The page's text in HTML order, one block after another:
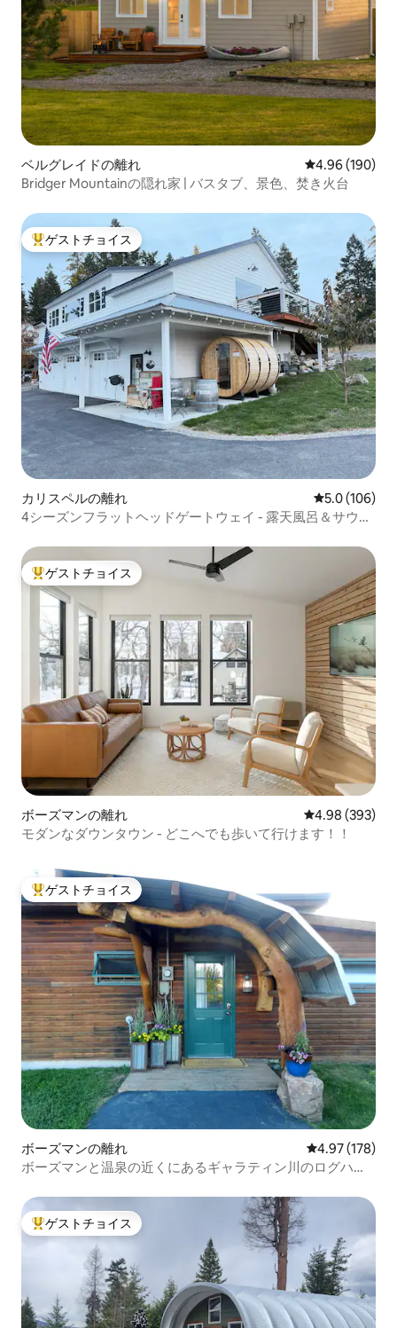
ベルグレイドの離れ レビュー190
4.96 (190)
Bridger Mountainの隠れ家 | バスタブ、景色、焚き火台
大好評のゲストチョイスです。
ゲストチョイス
カリスペルの離れ レビュー106
5.0 (106)
4シーズンフラットヘッドゲートウェイ - 露天風呂＆サウ
大好評のゲストチョイスです。
ゲストチョイス
ボーズマンの離れ レビュー393
4.98 (393)
モダンなダウンタウン - どこへでも歩いて行けます！！
大好評のゲストチョイスです。
ゲストチョイス
ボーズマンの離れ レビュー178
4.97 (178)
ボーズマンと温泉の近くにあるギャラティン川のログハウ
大好評のゲストチョイスです。
ゲストチョイス